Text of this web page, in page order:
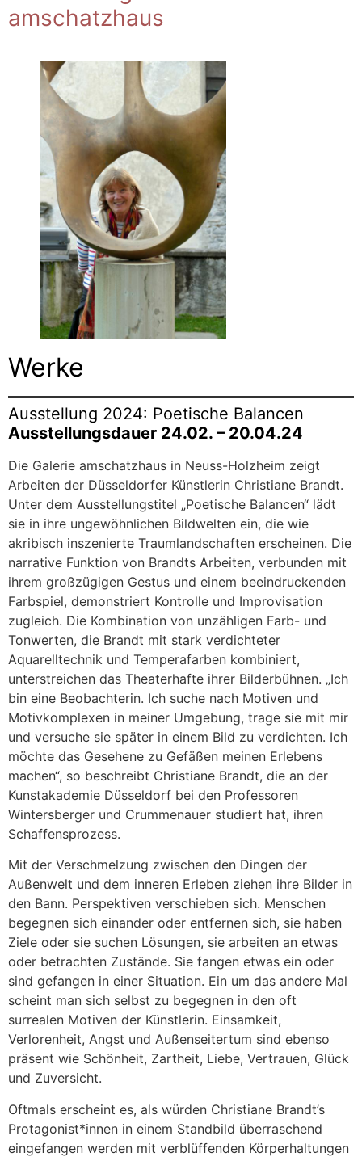
amschatzhaus
Werke
Ausstellung 2024: Poetische Balancen
Ausstellungsdauer 24.02. – 20.04.24
Die Galerie amschatzhaus in Neuss-Holzheim zeigt
Arbeiten der Düsseldorfer Künstlerin Christiane Brandt.
Unter dem Ausstellungstitel „Poetische Balancen“ lädt
sie in ihre ungewöhnlichen Bildwelten ein, die wie
akribisch inszenierte Traumlandschaften erscheinen. Die
narrative Funktion von Brandts Arbeiten, verbunden mit
ihrem großzügigen Gestus und einem beeindruckenden
Farbspiel, demonstriert Kontrolle und Improvisation
zugleich. Die Kombination von unzähligen Farb- und
Tonwerten, die Brandt mit stark verdichteter
Aquarelltechnik und Temperafarben kombiniert,
unterstreichen das Theaterhafte ihrer Bilderbühnen. „Ich
bin eine Beobachterin. Ich suche nach Motiven und
Motivkomplexen in meiner Umgebung, trage sie mit mir
und versuche sie später in einem Bild zu verdichten. Ich
möchte das Gesehene zu Gefäßen meinen Erlebens
machen“, so beschreibt Christiane Brandt, die an der
Kunstakademie Düsseldorf bei den Professoren
Wintersberger und Crummenauer studiert hat, ihren
Schaffensprozess.
Mit der Verschmelzung zwischen den Dingen der
Außenwelt und dem inneren Erleben ziehen ihre Bilder in
den Bann. Perspektiven verschieben sich. Menschen
begegnen sich einander oder entfernen sich, sie haben
Ziele oder sie suchen Lösungen, sie arbeiten an etwas
oder betrachten Zustände. Sie fangen etwas ein oder
sind gefangen in einer Situation. Ein um das andere Mal
scheint man sich selbst zu begegnen in den oft
surrealen Motiven der Künstlerin. Einsamkeit,
Verlorenheit, Angst und Außenseitertum sind ebenso
präsent wie Schönheit, Zartheit, Liebe, Vertrauen, Glück
und Zuversicht.
Oftmals erscheint es, als würden Christiane Brandt’s
Protagonist*innen in einem Standbild überraschend
eingefangen werden mit verblüffenden Körperhaltungen